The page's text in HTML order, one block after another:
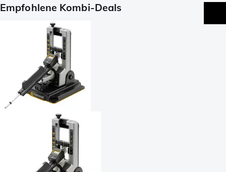
Empfohlene Kombi-Deals